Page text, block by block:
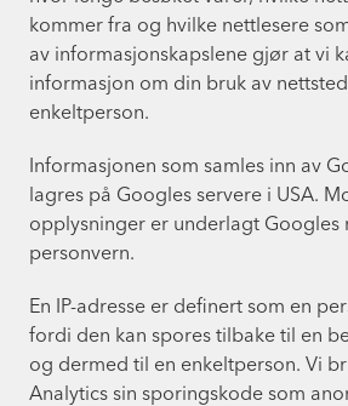
kommer fra og hvilke nettlesere
av informasjonskapslene gjør at vi
informasjon om din bruk av
enkeltperson.
Informasjonen som samles inn av
lagres på Googles servere i USA.
opplysninger er underlagt Googles
personvern.
En IP-adresse er definert som en
fordi den kan spores tilbake til en
og dermed til en enkeltperson. Vi
Analytics sin sporingskode som